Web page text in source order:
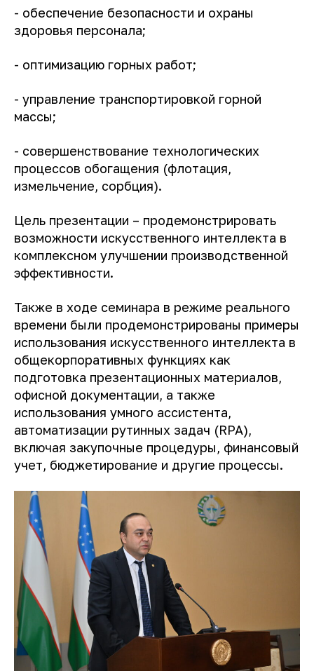
- обеспечение безопасности и охраны
здоровья персонала;
- оптимизацию горных работ;
- управление транспортировкой горной
массы;
- совершенствование технологических
процессов обогащения (флотация,
измельчение, сорбция).
Цель презентации – продемонстрировать
возможности искусственного интеллекта в
комплексном улучшении производственной
эффективности.
Также в ходе семинара в режиме реального
времени были продемонстрированы примеры
использования искусственного интеллекта в
общекорпоративных функциях как
подготовка презентационных материалов,
офисной документации, а также
использования умного ассистента,
автоматизации рутинных задач (RPA),
включая закупочные процедуры, финансовый
учет, бюджетирование и другие процессы.